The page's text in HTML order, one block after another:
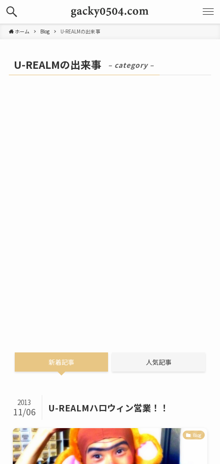
ホーム Blog U-REALMの出来事
U-REALMの出来事 – category –
新着記事 人気記事
U-REALMハロウィン営業！！
2013
11/06
Blog